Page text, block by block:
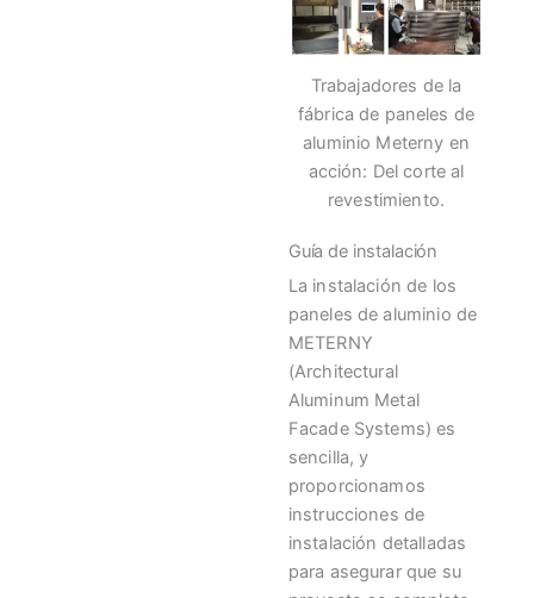
Trabajadores de la
fábrica de paneles de
aluminio Meterny en
acción: Del corte al
revestimiento.
Guía de instalación
La instalación de los
paneles de aluminio de
METERNY
(Architectural
Aluminum Metal
Facade Systems) es
sencilla, y
proporcionamos
instrucciones de
instalación detalladas
para asegurar que su